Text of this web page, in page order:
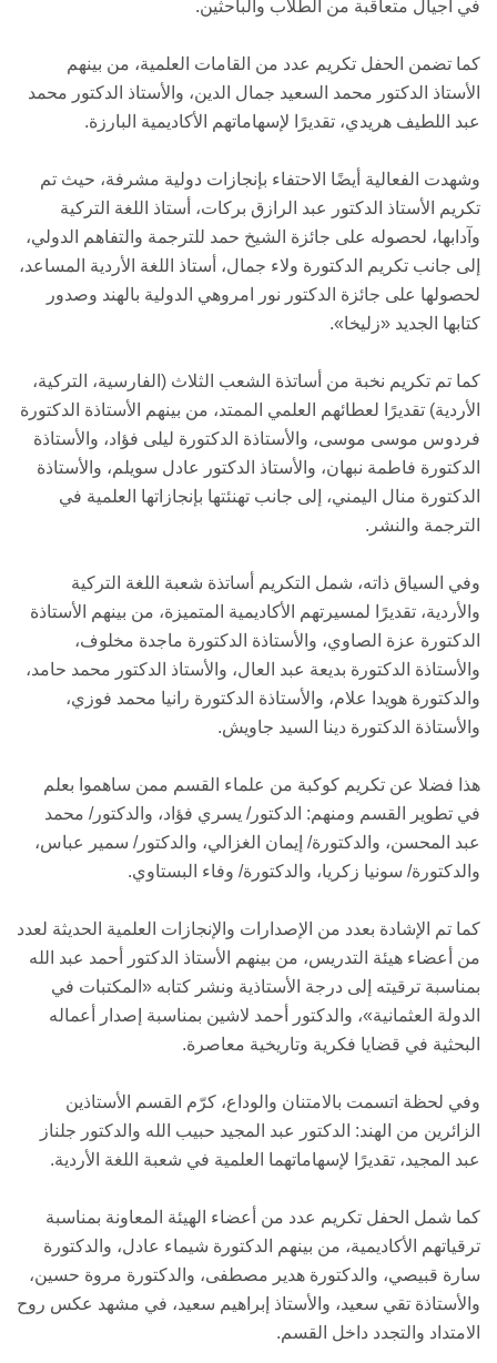
في أجيال متعاقبة من الطلاب والباحثين.
كما تضمن الحفل تكريم عدد من القامات العلمية، من بينهم
الأستاذ الدكتور محمد السعيد جمال الدين، والأستاذ الدكتور محمد
عبد اللطيف هريدي، تقديرًا لإسهاماتهم الأكاديمية البارزة.
وشهدت الفعالية أيضًا الاحتفاء بإنجازات دولية مشرفة، حيث تم
تكريم الأستاذ الدكتور عبد الرازق بركات، أستاذ اللغة التركية
وآدابها، لحصوله على جائزة الشيخ حمد للترجمة والتفاهم الدولي،
إلى جانب تكريم الدكتورة ولاء جمال، أستاذ اللغة الأردية المساعد،
لحصولها على جائزة الدكتور نور امروهي الدولية بالهند وصدور
كتابها الجديد «زليخا».
كما تم تكريم نخبة من أساتذة الشعب الثلاث (الفارسية، التركية،
الأردية) تقديرًا لعطائهم العلمي الممتد، من بينهم الأستاذة الدكتورة
فردوس موسى موسى، والأستاذة الدكتورة ليلى فؤاد، والأستاذة
الدكتورة فاطمة نبهان، والأستاذ الدكتور عادل سويلم، والأستاذة
الدكتورة منال اليمني، إلى جانب تهنئتها بإنجازاتها العلمية في
الترجمة والنشر.
وفي السياق ذاته، شمل التكريم أساتذة شعبة اللغة التركية
والأردية، تقديرًا لمسيرتهم الأكاديمية المتميزة، من بينهم الأستاذة
الدكتورة عزة الصاوي، والأستاذة الدكتورة ماجدة مخلوف،
والأستاذة الدكتورة بديعة عبد العال، والأستاذ الدكتور محمد حامد،
والدكتورة هويدا علام، والأستاذة الدكتورة رانيا محمد فوزي،
والأستاذة الدكتورة دينا السيد جاويش.
هذا فضلا عن تكريم كوكبة من علماء القسم ممن ساهموا بعلم
في تطوير القسم ومنهم: الدكتور/ يسري فؤاد، والدكتور/ محمد
عبد المحسن، والدكتورة/ إيمان الغزالي، والدكتور/ سمير عباس،
والدكتورة/ سونيا زكريا، والدكتورة/ وفاء البستاوي.
كما تم الإشادة بعدد من الإصدارات والإنجازات العلمية الحديثة لعدد
من أعضاء هيئة التدريس، من بينهم الأستاذ الدكتور أحمد عبد الله
بمناسبة ترقيته إلى درجة الأستاذية ونشر كتابه «المكتبات في
الدولة العثمانية»، والدكتور أحمد لاشين بمناسبة إصدار أعماله
البحثية في قضايا فكرية وتاريخية معاصرة.
وفي لحظة اتسمت بالامتنان والوداع، كرّم القسم الأستاذين
الزائرين من الهند: الدكتور عبد المجيد حبيب الله والدكتور جلناز
عبد المجيد، تقديرًا لإسهاماتهما العلمية في شعبة اللغة الأردية.
كما شمل الحفل تكريم عدد من أعضاء الهيئة المعاونة بمناسبة
ترقياتهم الأكاديمية، من بينهم الدكتورة شيماء عادل، والدكتورة
سارة قبيصي، والدكتورة هدير مصطفى، والدكتورة مروة حسين،
والأستاذة تقي سعيد، والأستاذ إبراهيم سعيد، في مشهد عكس روح
الامتداد والتجدد داخل القسم.